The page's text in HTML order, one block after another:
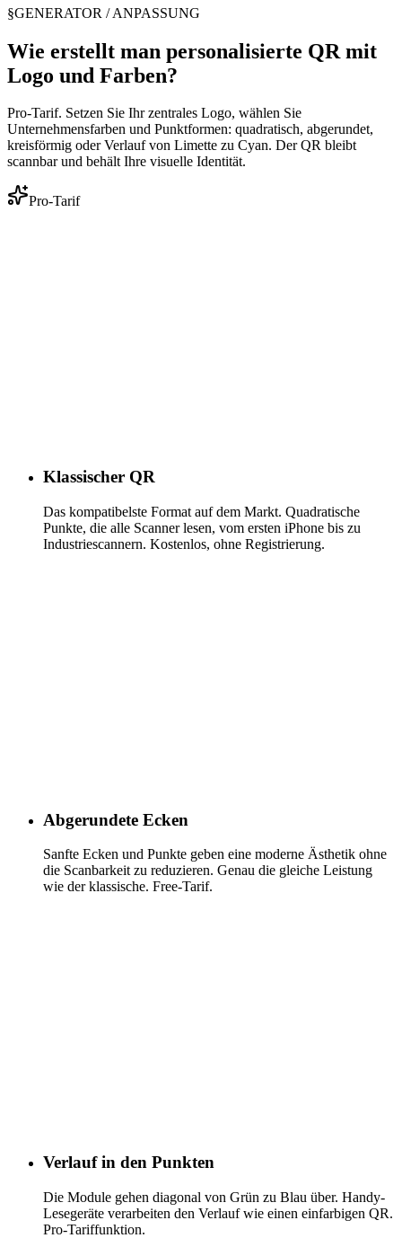
§GENERATOR / ANPASSUNG
Wie erstellt man personalisierte QR mit
Logo und Farben?
Pro-Tarif. Setzen Sie Ihr zentrales Logo, wählen Sie
Unternehmensfarben und Punktformen: quadratisch, abgerundet,
kreisförmig oder Verlauf von Limette zu Cyan. Der QR bleibt
scannbar und behält Ihre visuelle Identität.
Pro-Tarif
Klassischer QR
Das kompatibelste Format auf dem Markt. Quadratische
Punkte, die alle Scanner lesen, vom ersten iPhone bis zu
Industriescannern. Kostenlos, ohne Registrierung.
Abgerundete Ecken
Sanfte Ecken und Punkte geben eine moderne Ästhetik ohne
die Scanbarkeit zu reduzieren. Genau die gleiche Leistung
wie der klassische. Free-Tarif.
Verlauf in den Punkten
Die Module gehen diagonal von Grün zu Blau über. Handy-
Lesegeräte verarbeiten den Verlauf wie einen einfarbigen QR.
Pro-Tariffunktion.